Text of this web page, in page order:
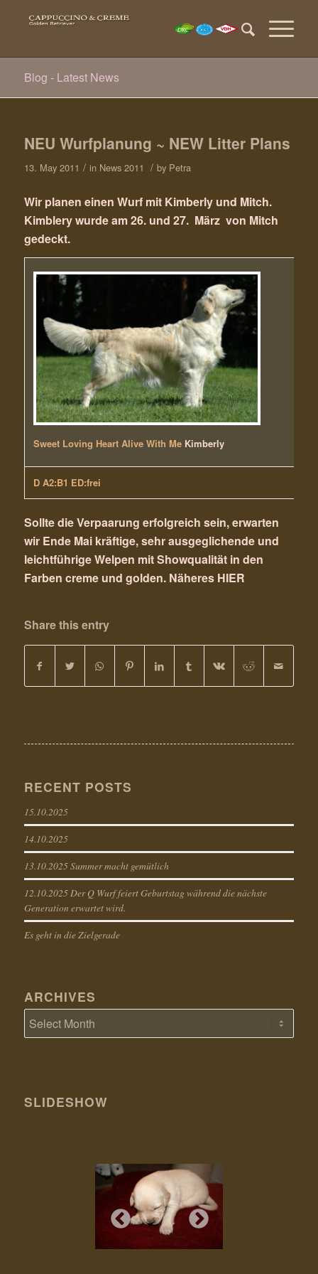
Blog - Latest News
NEU Wurfplanung ~ NEW Litter Plans
13. May 2011 / in News 2011 / by Petra
Wir planen einen Wurf mit Kimberly und Mitch.
Kimblery wurde am 26. und 27. März von Mitch
gedeckt.
Sweet Loving Heart Alive With Me Kimberly
D A2:B1 ED:frei
Sollte die Verpaarung erfolgreich sein, erwarten
wir Ende Mai kräftige, sehr ausgeglichende und
leichtführige Welpen mit Showqualität in den
Farben creme und golden. NäheresHIER
Share this entry
RECENT POSTS
15.10.2025
14.10.2025
13.10.2025 Summer macht gemütlich
12.10.2025 Der Q Wurf feiert Geburtstag während die nächste
Generation erwartet wird.
Es geht in die Zielgerade
ARCHIVES
SLIDESHOW